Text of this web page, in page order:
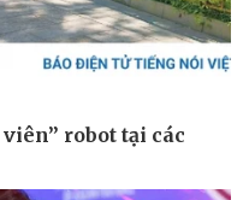
Giá cà phê